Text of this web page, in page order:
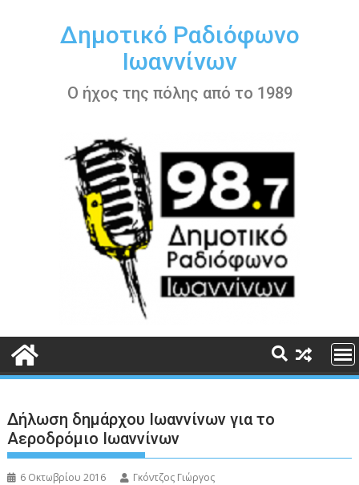
περιεχόμενοΔημοτικό Ραδιόφωνο
Ιωαννίνων
Ο ήχος της πόλης από το 1989
Δήλωση δημάρχου Ιωαννίνων για το
Αεροδρόμιο Ιωαννίνων
6 Οκτωβρίου 2016 Γκόντζος Γιώργος